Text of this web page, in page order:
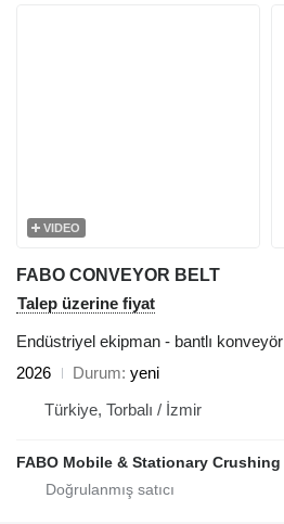
VIDEO
FABO CONVEYOR BELT
Talep üzerine fiyat
Endüstriyel ekipman - bantlı konveyör
2026
Durum yeni
Türkiye, Torbalı / İzmir